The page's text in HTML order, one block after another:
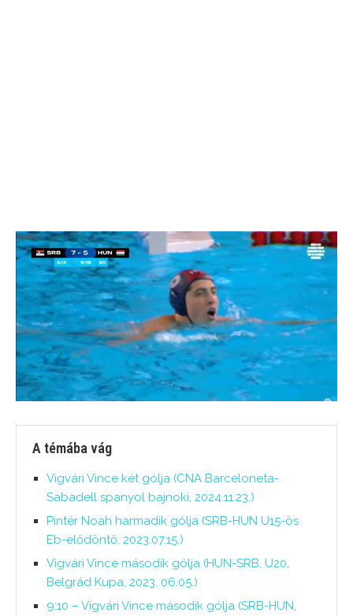
A témába vág
Vigvári Vince két gólja (CNA Barceloneta-
Sabadell spanyol bajnoki, 2024.11.23.)
Pintér Noah harmadik gólja (SRB-HUN U15-ös
Eb-elődöntő, 2023.07.15.)
Vigvári Vince második gólja (HUN-SRB, U20,
Belgrád Kupa, 2023. 06.05.)
9:10 – Vigvári Vince második gólja (SRB-HUN,